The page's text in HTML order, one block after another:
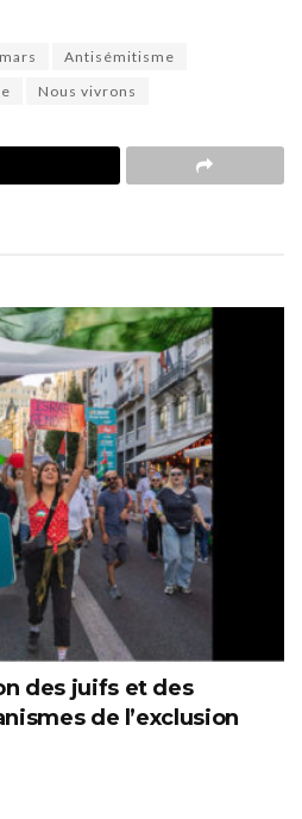
Antisémitisme
Nous vivrons
des juifs et des
de l’exclusion